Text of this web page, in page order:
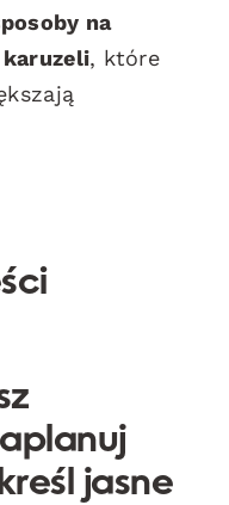
na
, które
jasne